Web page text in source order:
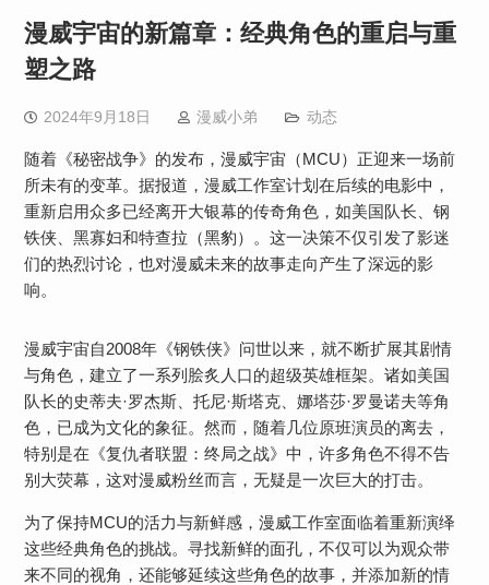
漫威宇宙的新篇章：经典角色的重启与重
塑之路
2024年9月18日 漫威小弟 动态
随着《秘密战争》的发布，漫威宇宙（MCU）正迎来一场前
所未有的变革。据报道，漫威工作室计划在后续的电影中，
重新启用众多已经离开大银幕的传奇角色，如美国队长、钢
铁侠、黑寡妇和特查拉（黑豹）。这一决策不仅引发了影迷
们的热烈讨论，也对漫威未来的故事走向产生了深远的影
响。
漫威宇宙自2008年《钢铁侠》问世以来，就不断扩展其剧情
与角色，建立了一系列脍炙人口的超级英雄框架。诸如美国
队长的史蒂夫·罗杰斯、托尼·斯塔克、娜塔莎·罗曼诺夫等角
色，已成为文化的象征。然而，随着几位原班演员的离去，
特别是在《复仇者联盟：终局之战》中，许多角色不得不告
别大荧幕，这对漫威粉丝而言，无疑是一次巨大的打击。
为了保持MCU的活力与新鲜感，漫威工作室面临着重新演绎
这些经典角色的挑战。寻找新鲜的面孔，不仅可以为观众带
来不同的视角，还能够延续这些角色的故事，并添加新的情